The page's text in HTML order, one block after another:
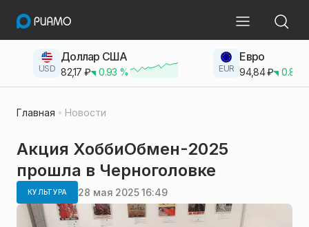
USD
Доллар США
82,17 ₽ 0.93 % EUR
Евро
94,84₽ 0.83
Главная Новости
Акция ХоббиОбмен-2025
прошла в Черноголовке
КУЛЬТУРА 28 мая 2025 16:49